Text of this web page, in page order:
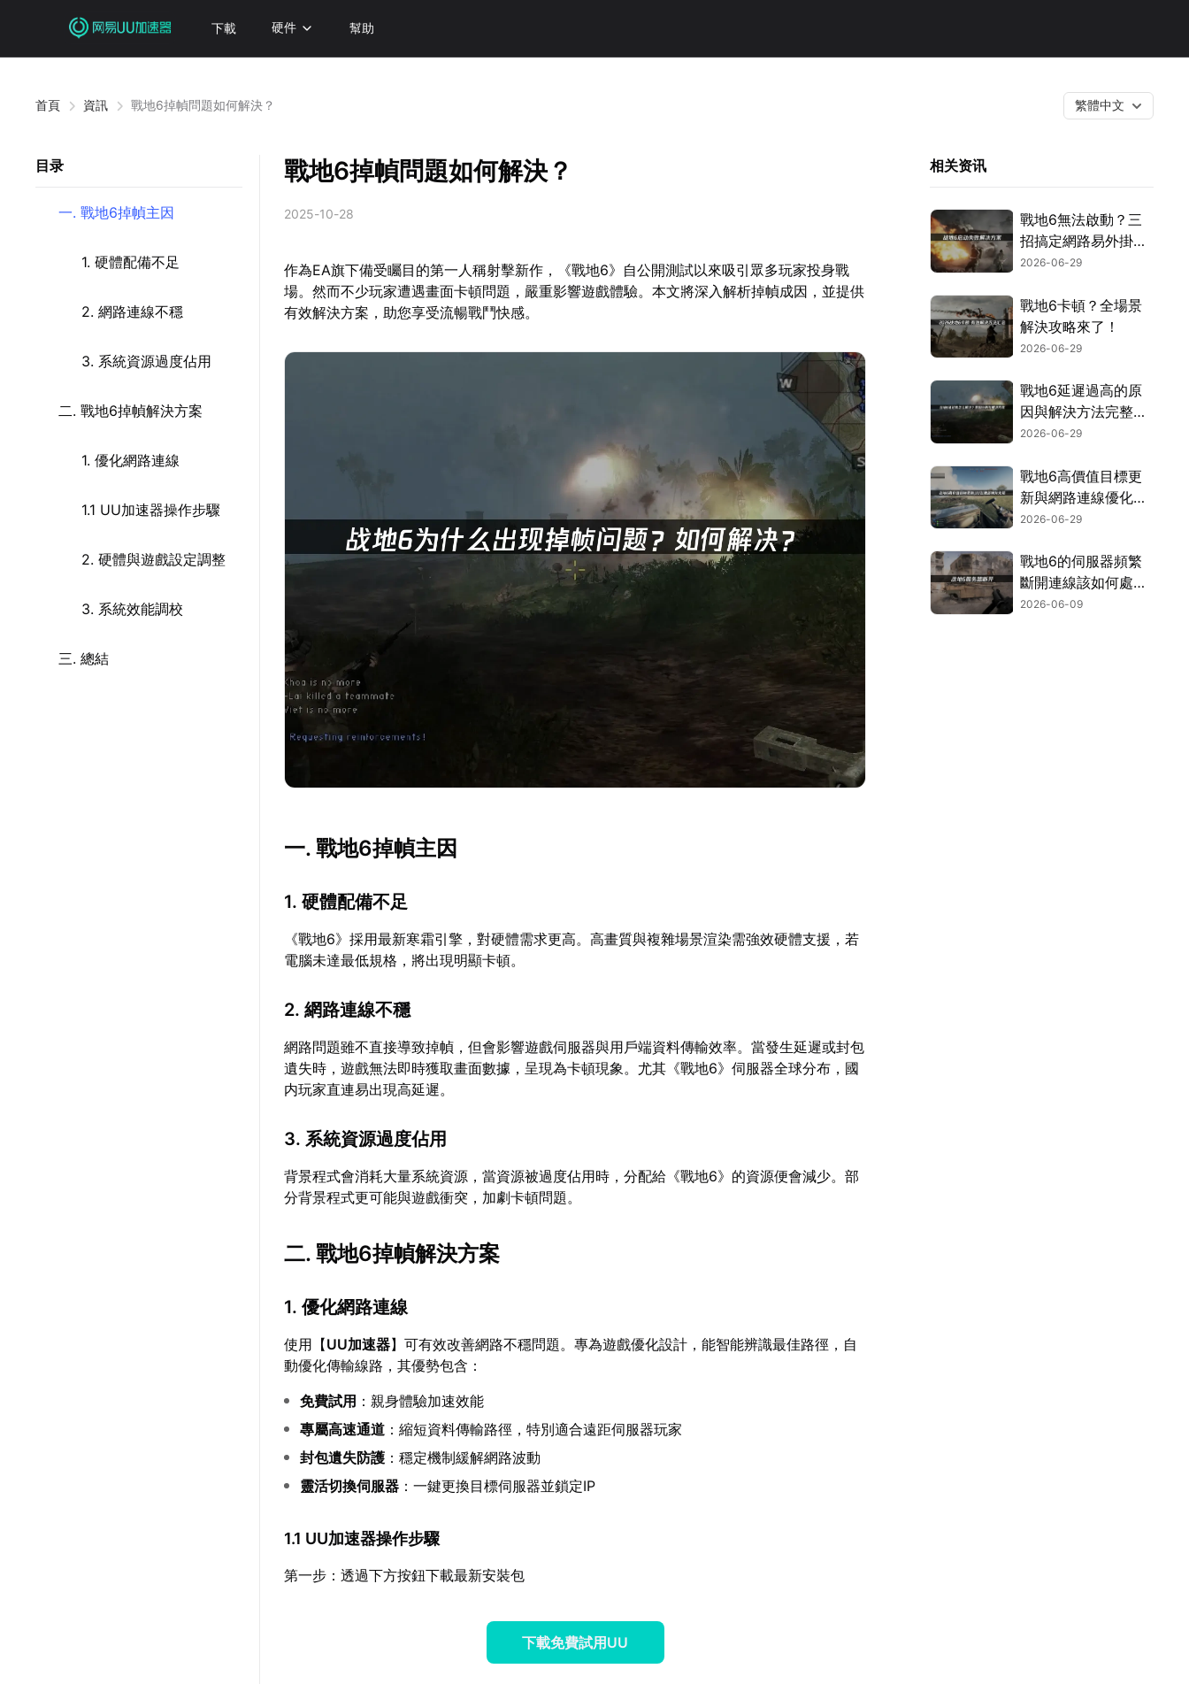
下載 硬件 幫助
首頁 資訊 戰地6掉幀問題如何解決？ 繁體中文
目录
一. 戰地6掉幀主因
1. 硬體配備不足
2. 網路連線不穩
3. 系統資源過度佔用
二. 戰地6掉幀解決方案
1. 優化網路連線
1.1 UU加速器操作步驟
2. 硬體與遊戲設定調整
3. 系統效能調校
三. 總結
戰地6掉幀問題如何解決？
2025-10-28
作為EA旗下備受矚目的第一人稱射擊新作，《戰地6》自公開測試以來吸引眾多玩家投身戰
場。然而不少玩家遭遇畫面卡頓問題，嚴重影響遊戲體驗。本文將深入解析掉幀成因，並提供
有效解決方案，助您享受流暢戰鬥快感。
一. 戰地6掉幀主因
1. 硬體配備不足
《戰地6》採用最新寒霜引擎，對硬體需求更高。高畫質與複雜場景渲染需強效硬體支援，若
電腦未達最低規格，將出現明顯卡頓。
2. 網路連線不穩
網路問題雖不直接導致掉幀，但會影響遊戲伺服器與用戶端資料傳輸效率。當發生延遲或封包
遺失時，遊戲無法即時獲取畫面數據，呈現為卡頓現象。尤其《戰地6》伺服器全球分布，國
内玩家直連易出現高延遲。
3. 系統資源過度佔用
背景程式會消耗大量系統資源，當資源被過度佔用時，分配給《戰地6》的資源便會減少。部
分背景程式更可能與遊戲衝突，加劇卡頓問題。
二. 戰地6掉幀解決方案
1. 優化網路連線
使用【UU加速器】可有效改善網路不穩問題。專為遊戲優化設計，能智能辨識最佳路徑，自
動優化傳輸線路，其優勢包含：
免費試用 ：親身體驗加速效能
專屬高速通道 ：縮短資料傳輸路徑，特別適合遠距伺服器玩家
封包遺失防護 ：穩定機制緩解網路波動
靈活切換伺服器 ：一鍵更換目標伺服器並鎖定IP
1.1 UU加速器操作步驟
第一步：透過下方按鈕下載最新安裝包
下載免費試用UU
相关资讯
戰地6無法啟動？三
招搞定網路易外掛與
安全設定！
2026-06-29
戰地6卡頓？全場景
解決攻略來了！
2026-06-29
戰地6延遲過高的原
因與解決方法完整解
析！
2026-06-29
戰地6高價值目標更
新與網路連線優化攻
略！
2026-06-29
戰地6的伺服器頻繁
斷開連線該如何處
理？三個方法讓你徹
2026-06-09